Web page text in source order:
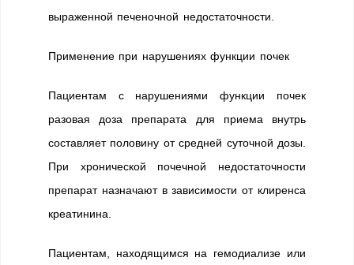
выраженной печеночной недостаточности.
Применение при нарушениях функции почек
Пациентам с нарушениями функции почек
разовая доза препарата для приема внутрь
составляет половину от средней суточной дозы.
При хронической почечной недостаточности
препарат назначают в зависимости от клиренса
креатинина.
Пациентам, находящимся на гемодиализе или